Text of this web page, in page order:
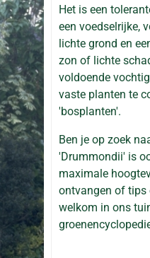
Het is een
een voedselrijke,
lichte grond en
zon of lichte
voldoende
vaste planten te
'bosplanten'.
Ben je op zoek
'Drummondii' is
maximale
ontvangen of tips
welkom in ons